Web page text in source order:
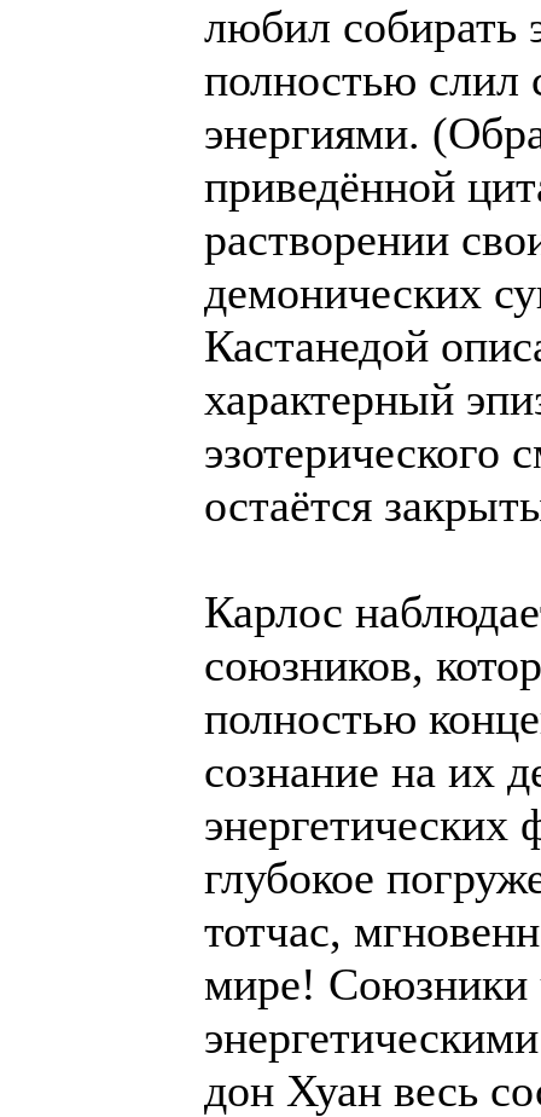
любил собирать
полностью слил
энергиями.
приведённой
растворении
демонических
Кастанедой
характерный
эзотерического
остаётся
Карлос
союзников,
полностью
сознание на их
энергетических
глубокое
тотчас,
мире! Союзники
дон Хуан весь